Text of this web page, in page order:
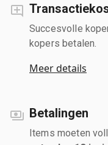
Succesvolle
kopers betalen.
Meer details
Betalingen
Items moeten